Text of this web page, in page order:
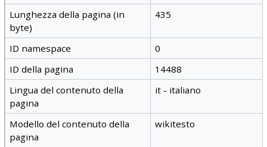
Lunghezza della pagina (in
byte)
435
ID namespace
0
ID della pagina
14488
Lingua del contenuto della
pagina
it - italiano
Modello del contenuto della
pagina
wikitesto